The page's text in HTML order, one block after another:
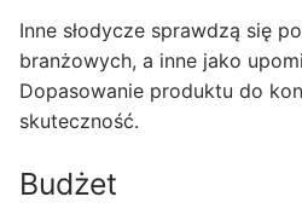
Inne słodycze sprawdzą się
branżowych, a inne jako
Dopasowanie produktu do
skuteczność.
Budżet